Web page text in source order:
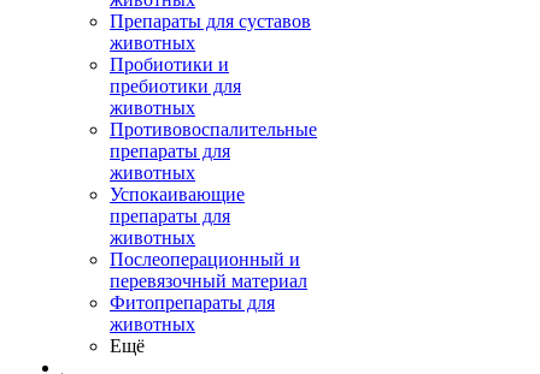
Препараты для суставов
животных
Пробиотики и
пребиотики для
животных
Противовоспалительные
препараты для
животных
Успокаивающие
препараты для
животных
Послеоперационный и
перевязочный материал
Фитопрепараты для
животных
Ещё